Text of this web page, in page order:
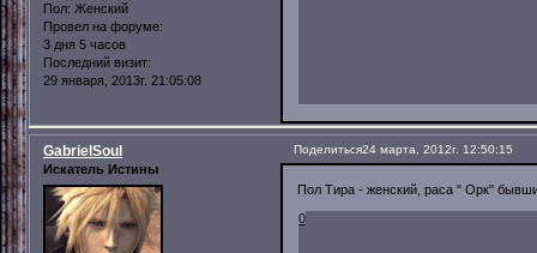
Пол: Женский
Провел на форуме:
3 дня 5 часов
Последний визит:
29 января, 2013г. 21:05:08
Поделиться24 марта, 2012г. 12:50:15
GabrielSoul
Искатель Истины
Пол Тира - женский, раса " Орк"
0